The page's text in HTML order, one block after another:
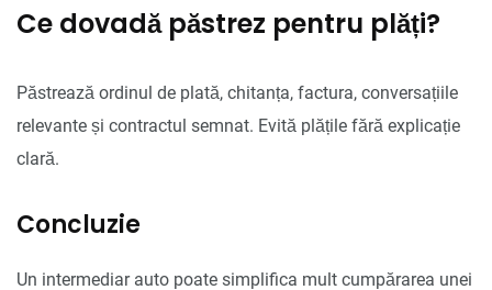
Ce dovadă păstrez pentru plăți?
Păstrează ordinul de plată, chitanța, factura, conversațiile
relevante și contractul semnat. Evită plățile fără explicație
clară.
Concluzie
Un intermediar auto poate simplifica mult cumpărarea unei